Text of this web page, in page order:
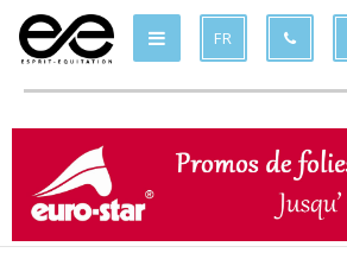
FR
Produit ajouté au panier
Produit supprimé du panier